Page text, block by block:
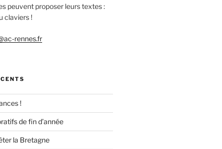
peuvent proposer leurs textes :
claviers !
rennes.fr
!
de fin d’année
la Bretagne